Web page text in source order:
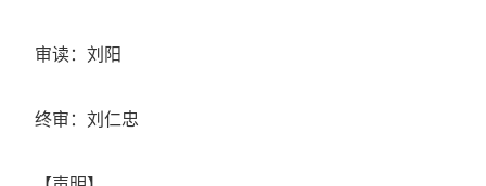
审读：刘阳
终审：刘仁忠